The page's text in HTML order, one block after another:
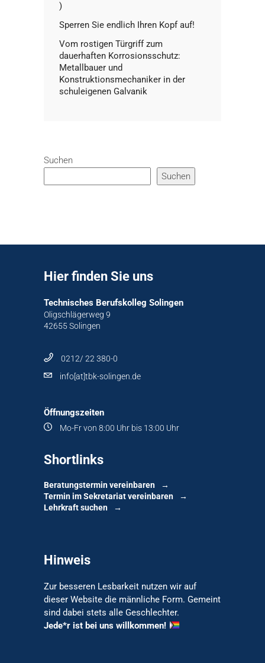
)
Sperren Sie endlich Ihren Kopf auf!
Vom rostigen Türgriff zum
dauerhaften Korrosionsschutz:
Metallbauer und
Konstruktionsmechaniker in der
schuleigenen Galvanik
Suchen
Suchen
Hier finden Sie uns
Technisches Berufskolleg Solingen
Oligschlägerweg 9
42655 Solingen
0212/ 22 380-0
info[at]tbk-solingen.de
Öffnungszeiten
Mo-Fr von 8:00 Uhr bis 13:00 Uhr
Shortlinks
Beratungstermin vereinbaren
Termin im Sekretariat vereinbaren
Lehrkraft suchen
Hinweis
Zur besseren Lesbarkeit nutzen wir auf
dieser Website die männliche Form. Gemeint
sind dabei stets alle Geschlechter.
Jede*r ist bei uns willkommen!